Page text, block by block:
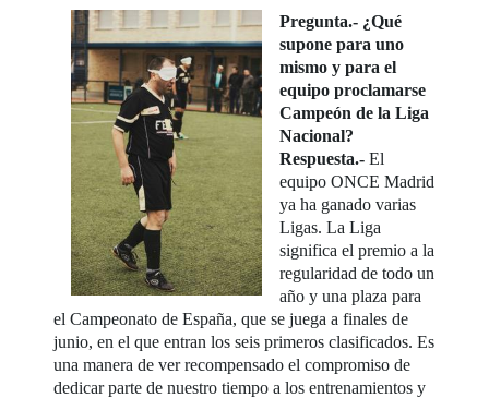
Pregunta.- ¿Qué
supone para uno
mismo y para el
equipo proclamarse
Campeón de la Liga
Nacional?
Respuesta.- El
equipo ONCE Madrid
ya ha ganado varias
Ligas. La Liga
significa el premio a la
regularidad de todo un
año y una plaza para
el Campeonato de España, que se juega a finales de
junio, en el que entran los seis primeros clasificados. Es
una manera de ver recompensado el compromiso de
dedicar parte de nuestro tiempo a los entrenamientos y